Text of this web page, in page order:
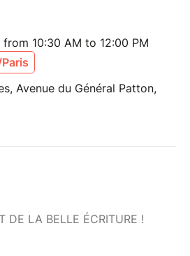
10:30 AM to 12:00 PM
Avenue du Général Patton,
DE LA BELLE ÉCRITURE !